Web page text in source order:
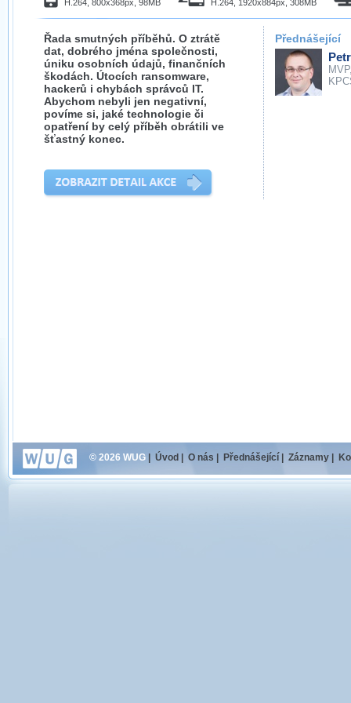
H.264, 800x368px, 98MB H.264, 1920x884px, 308MB
Řada smutných příběhů. O ztrátě
dat, dobrého jména společnosti,
úniku osobních údajů, finančních
škodách. Útocích ransomware,
hackerů i chybách správců IT.
Abychom nebyli jen negativní,
povíme si, jaké technologie či
opatření by celý příběh obrátili ve
šťastný konec.
Přednášející
© 2026 WUG Úvod O nás Přednášející Záznamy